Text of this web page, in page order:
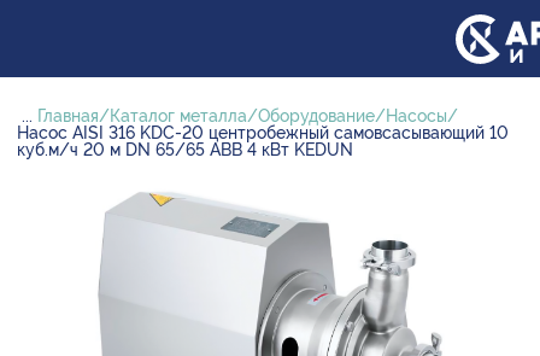
... Главная Каталог металла Оборудование
Насосы
Насос AISI 316 KDC-20 центробежный самовсасывающий 10
куб.м/ч 20 м DN 65/65 ABB 4 кВт KEDUN